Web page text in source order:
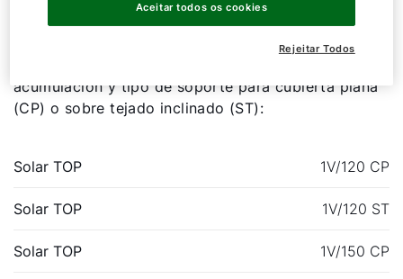
Los Kits Solar Top están configurados según
número de paneles, orientación vertical (V) u
acumulación y tipo de soporte para cubierta plana
(CP) o sobre tejado inclinado (ST):
Solar TOP 1V/120 CP
Solar TOP 1V/120 ST
Solar TOP 1V/150 CP
Rejeitar Todos
Aceitar todos os cookies